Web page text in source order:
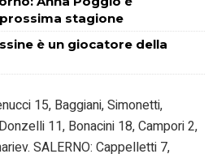
stagione
è un giocatore della
15, Baggiani, Simonetti,
11, Bonacini 18, Campori 2,
SALERNO: Cappelletti 7,